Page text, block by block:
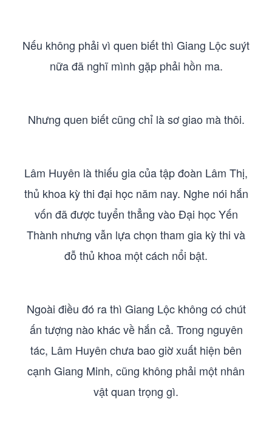
Nếu không phải vì quen biết thì Giang Lộc suýt
nữa đã nghĩ mình gặp phải hồn ma.
Nhưng quen biết cũng chỉ là sơ giao mà thôi.
Lâm Huyên là thiếu gia của tập đoàn Lâm Thị,
thủ khoa kỳ thi đại học năm nay. Nghe nói hắn
vốn đã được tuyển thẳng vào Đại học Yến
Thành nhưng vẫn lựa chọn tham gia kỳ thi và
đỗ thủ khoa một cách nổi bật.
Ngoài điều đó ra thì Giang Lộc không có chút
ấn tượng nào khác về hắn cả. Trong nguyên
tác, Lâm Huyên chưa bao giờ xuất hiện bên
cạnh Giang Minh, cũng không phải một nhân
vật quan trọng gì.